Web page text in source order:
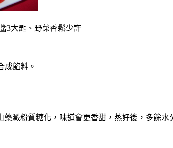
3大匙、野菜香鬆少許
成餡料。
澱粉質糖化，味道會更香甜，蒸好後，多餘